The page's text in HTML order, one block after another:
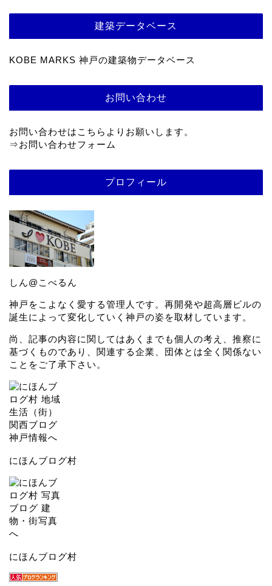
建築データベース
KOBE MARKS 神戸の建築物データベース
お問い合わせ
お問い合わせはこちらよりお願いします。
⇒お問い合わせフォーム
プロフィール
しん@こべるん
神戸をこよなく愛する管理人です。再開発や超高層ビルの
誕生によって変化していく神戸の姿を取材しています。
尚、記事の内容に関してはあくまでも個人の考え、推察に
基づくものであり、関連する企業、団体とは全く関係ない
ことをご了承下さい。
にほんブログ村
にほんブログ村